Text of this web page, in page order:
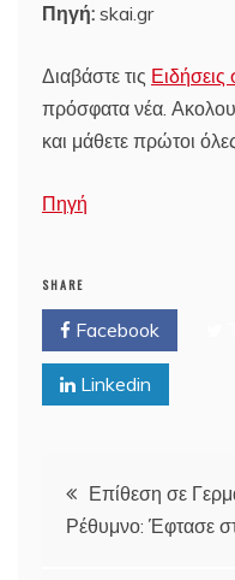
Πηγή: skai.gr
Διαβάστε τις
πρόσφατα νέα.
και μάθετε πρώτοι
Πηγή
SHARE
Facebook
Linkedin
Post
navigation
Επίθεση σε
Ρέθυμνο: Έφτασε